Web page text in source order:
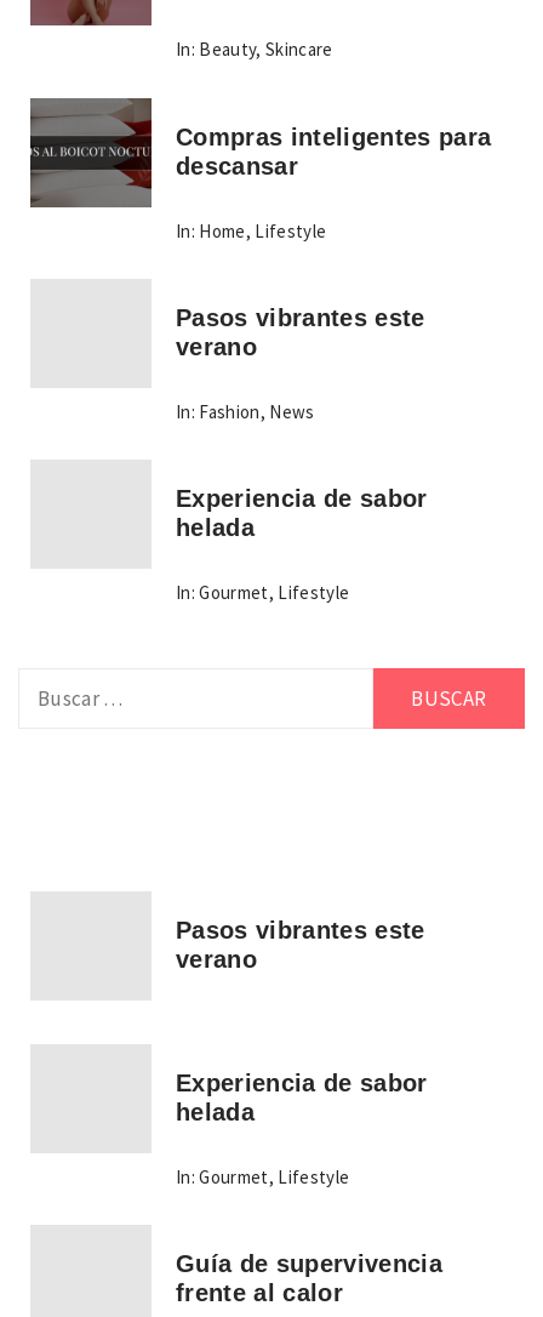
In: Beauty,Skincare
Compras inteligentes para
descansar
In: Home, Lifestyle
Pasos vibrantes este
verano
In: Fashion, News
Experiencia de sabor
helada
In: Gourmet, Lifestyle
Pasos vibrantes este
verano
Experiencia de sabor
helada
In: Gourmet, Lifestyle
Guía de supervivencia
frente al calor